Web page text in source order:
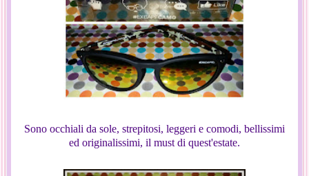
Sono occhiali da sole, strepitosi, leggeri e comodi, bellissimi
ed originalissimi, il must di quest'estate.